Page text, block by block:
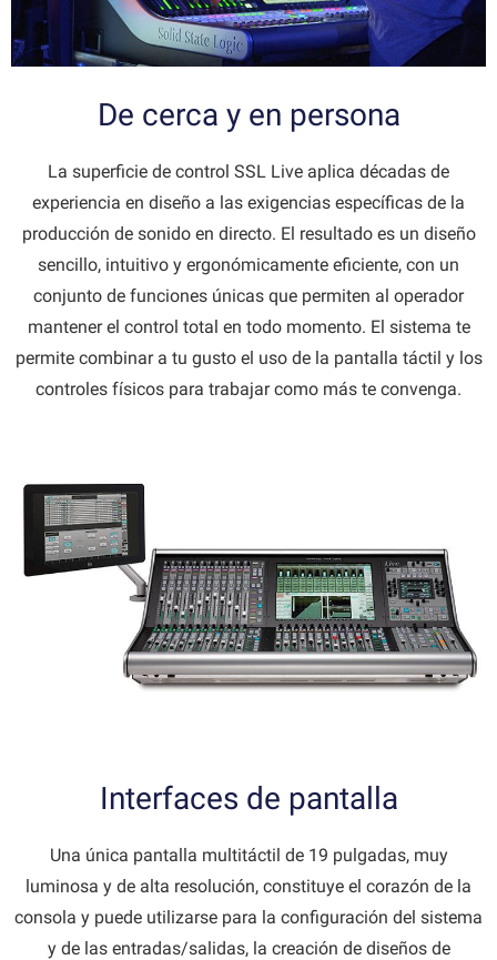
De cerca y en persona
La superficie de control SSL Live aplica décadas de
experiencia en diseño a las exigencias específicas de la
producción de sonido en directo. El resultado es un diseño
sencillo, intuitivo y ergonómicamente eficiente, con un
conjunto de funciones únicas que permiten al operador
mantener el control total en todo momento. El sistema te
permite combinar a tu gusto el uso de la pantalla táctil y los
controles físicos para trabajar como más te convenga.
Interfaces de pantalla
Una única pantalla multitáctil de 19 pulgadas, muy
luminosa y de alta resolución, constituye el corazón de la
consola y puede utilizarse para la configuración del sistema
y de las entradas/salidas, la creación de diseños de